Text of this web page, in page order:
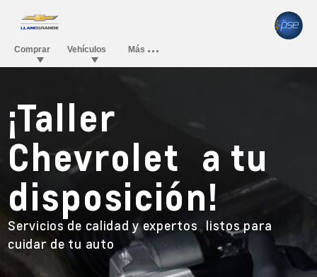
¡Taller
Chevrolet a tu
disposición!
Servicios de calidad y expertos listos para
cuidar de tu auto